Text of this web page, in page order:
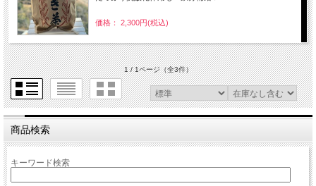
価格： 2,300円(税込)
1 / 1ページ（全3件）
商品検索
キーワード検索